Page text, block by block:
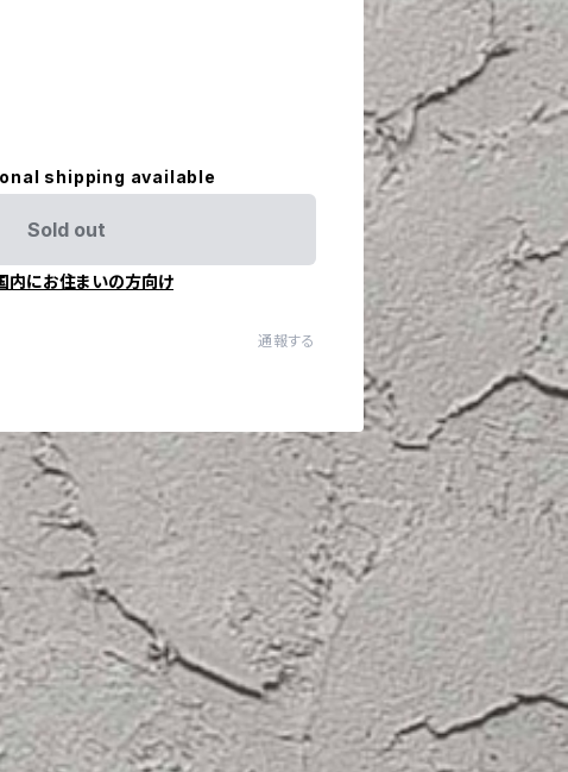
shipping available
Sold out
内にお住まいの方向け
通報する